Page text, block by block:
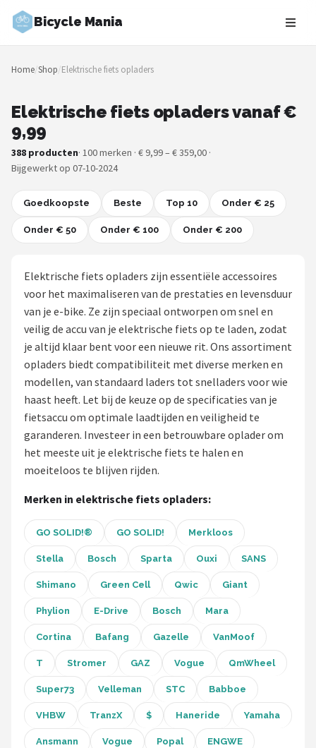
Bicycle Mania
Zoeken
NAVIGATIE
Merken
Blog
Fietsroutes
Kinderfietsen
Stadsfietsen
Elektrische fietsen
Mountainbikes
Shop
POPULAIRE MERKEN
Volare
ABUS
AXA
BBB Cycling
Schwalbe
Shimano
Cortina
Home/Shop/Elektrische fiets opladers
Elektrische fiets opladers vanaf €
9,99
388 producten· 100 merken · € 9,99 – € 359,00 ·
Bijgewerkt op 07-10-2024
Goedkoopste Beste Top 10 Onder € 25
Onder € 50 Onder € 100 Onder € 200
Elektrische fiets opladers zijn essentiële accessoires
voor het maximaliseren van de prestaties en levensduur
van je e-bike. Ze zijn speciaal ontworpen om snel en
veilig de accu van je elektrische fiets op te laden, zodat
je altijd klaar bent voor een nieuwe rit. Ons assortiment
opladers biedt compatibiliteit met diverse merken en
modellen, van standaard laders tot snelladers voor wie
haast heeft. Let bij de keuze op de specificaties van je
fietsaccu om optimale laadtijden en veiligheid te
garanderen. Investeer in een betrouwbare oplader om
het meeste uit je elektrische fiets te halen en
moeiteloos te blijven rijden.
Merken in elektrische fiets opladers:
GO SOLID!® GO SOLID! Merkloos
Stella Bosch Sparta Ouxi SANS
Shimano Green Cell Qwic Giant
Phylion E-Drive Bosch Mara
Cortina Bafang Gazelle VanMoof
T Stromer GAZ Vogue QmWheel
Super73 Velleman STC Babboe
VHBW TranzX $ Haneride Yamaha
Ansmann Vogue Popal ENGWE